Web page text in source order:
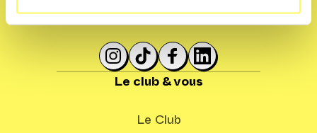
Le club & vous
Le Club